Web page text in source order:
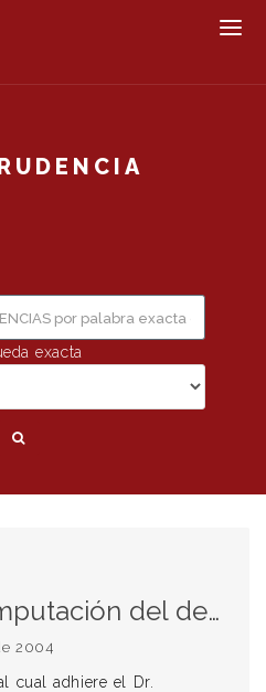
exacta
Disidencia que considera que el delito es injuria.
2004
cual adhiere el Dr.